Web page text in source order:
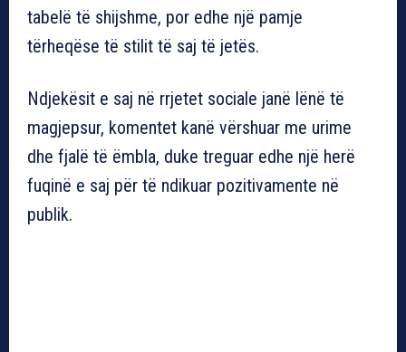
tabelë të shijshme, por edhe një pamje
tërheqëse të stilit të saj të jetës.
Ndjekësit e saj në rrjetet sociale janë lënë të
magjepsur, komentet kanë vërshuar me urime
dhe fjalë të ëmbla, duke treguar edhe një herë
fuqinë e saj për të ndikuar pozitivamente në
publik.